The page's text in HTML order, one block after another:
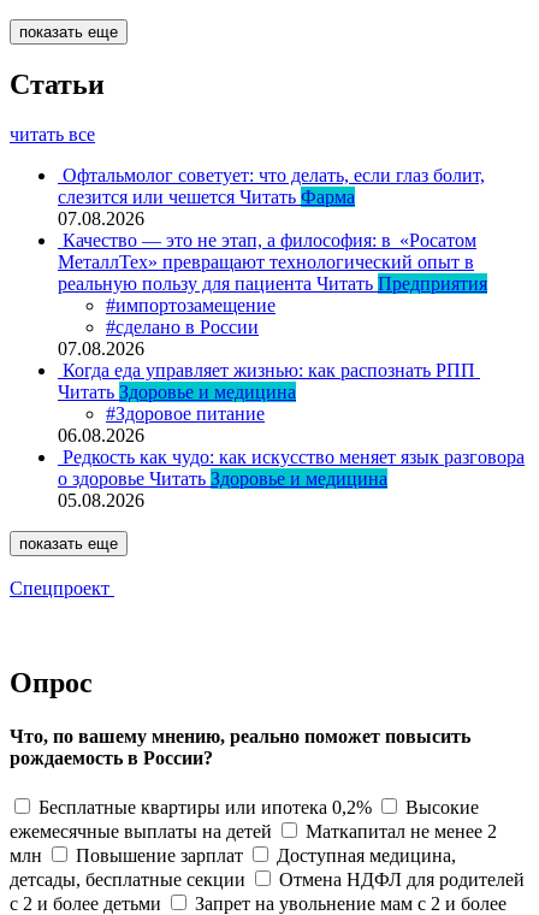
показать еще
Статьи
читать все
Офтальмолог советует: что делать, если глаз болит,
слезится или чешется Читать Фарма
07.08.2026
Качество — это не этап, а философия: в «Росатом
МеталлТех» превращают технологический опыт в
реальную пользу для пациента Читать Предприятия
#импортозамещение
#сделано в России
07.08.2026
Когда еда управляет жизнью: как распознать РПП
Читать Здоровье и медицина
#Здоровое питание
06.08.2026
Редкость как чудо: как искусство меняет язык разговора
о здоровье Читать Здоровье и медицина
05.08.2026
показать еще
Спецпроект
Опрос
Что, по вашему мнению, реально поможет повысить
рождаемость в России?
Бесплатные квартиры или ипотека 0,2%
Высокие
ежемесячные выплаты на детей
Маткапитал не менее 2
млн
Повышение зарплат
Доступная медицина,
детсады, бесплатные секции
Отмена НДФЛ для родителей
с 2 и более детьми
Запрет на увольнение мам с 2 и более